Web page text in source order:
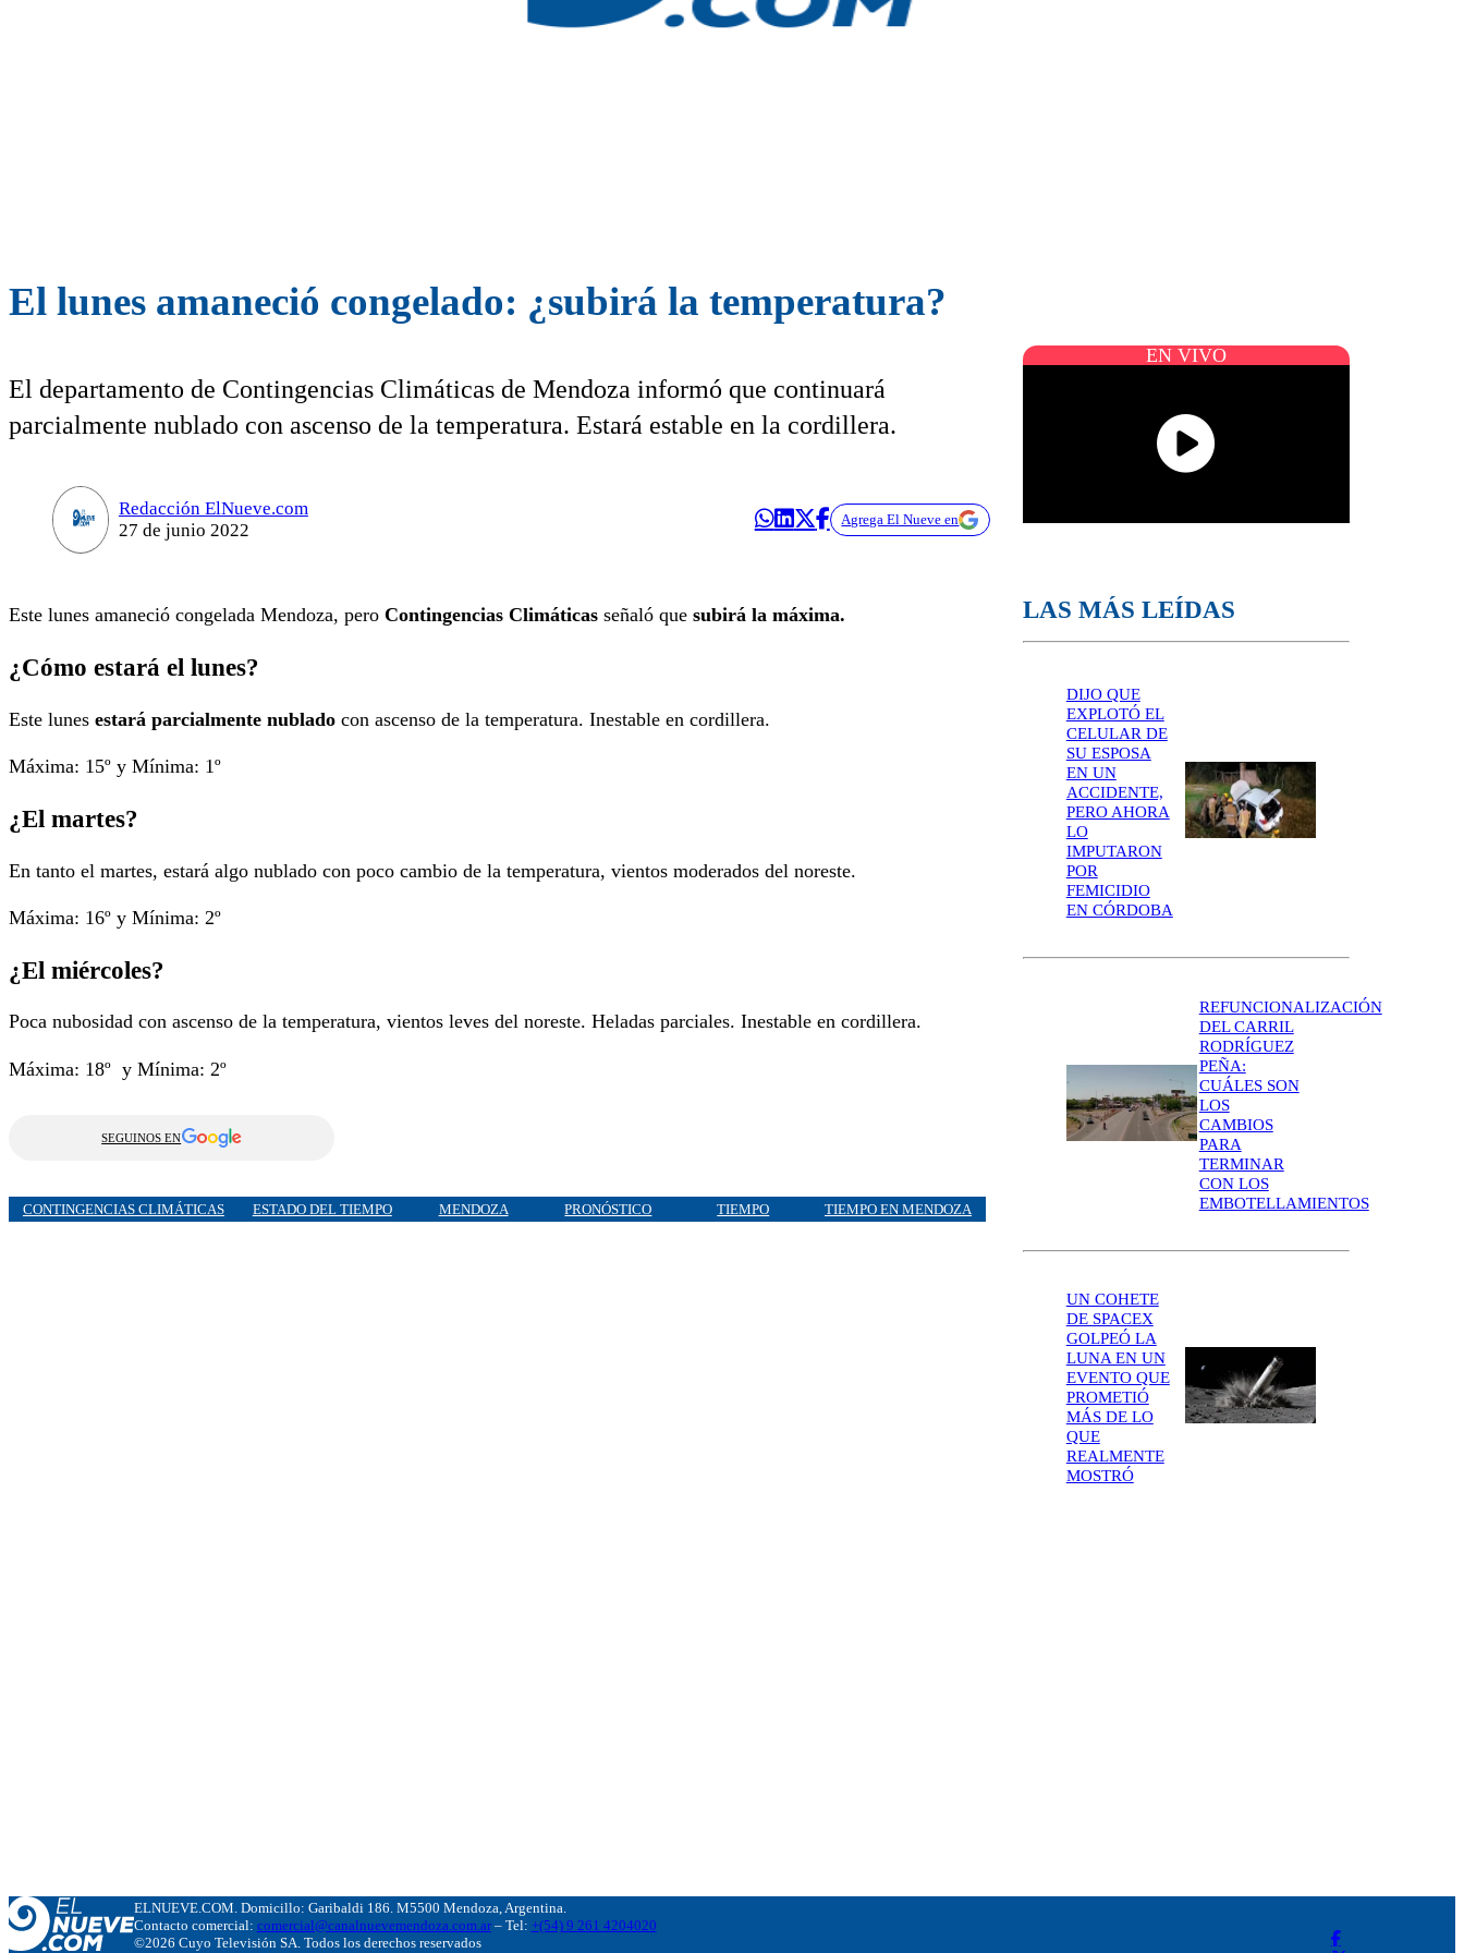
El lunes amaneció congelado: ¿subirá la temperatura?
El departamento de Contingencias Climáticas de Mendoza informó que continuará
parcialmente nublado con ascenso de la temperatura. Estará estable en la cordillera.
Redacción ElNueve.com
27 de junio 2022
Agrega El Nueve en
Este lunes amaneció congelada Mendoza, pero Contingencias Climáticas señaló que subirá la máxima.
¿Cómo estará el lunes?
Este lunes estará parcialmente nublado con ascenso de la temperatura. Inestable en cordillera.
Máxima: 15º y Mínima: 1º
¿El martes?
En tanto el martes, estará algo nublado con poco cambio de la temperatura, vientos moderados del noreste.
Máxima: 16º y Mínima: 2º
¿El miércoles?
Poca nubosidad con ascenso de la temperatura, vientos leves del noreste. Heladas parciales. Inestable en cordillera.
Máxima: 18º y Mínima: 2º
SEGUINOS EN
CONTINGENCIAS CLIMÁTICAS ESTADO DEL TIEMPO MENDOZA PRONÓSTICO TIEMPO TIEMPO EN MENDOZA
EN VIVO
LAS MÁS LEÍDAS
DIJO QUE
EXPLOTÓ EL
CELULAR DE
SU ESPOSA
EN UN
ACCIDENTE,
PERO AHORA
LO
IMPUTARON
POR
FEMICIDIO
EN CÓRDOBA
REFUNCIONALIZACIÓN
DEL CARRIL
RODRÍGUEZ
PEÑA:
CUÁLES SON
LOS
CAMBIOS
PARA
TERMINAR
CON LOS
EMBOTELLAMIENTOS
UN COHETE
DE SPACEX
GOLPEÓ LA
LUNA EN UN
EVENTO QUE
PROMETIÓ
MÁS DE LO
QUE
REALMENTE
MOSTRÓ
ELNUEVE.COM. Domicillo: Garibaldi 186. M5500 Mendoza, Argentina.
Contacto comercial: comercial@canalnuevemendoza.com.ar– Tel: +(54) 9 261 4204020
©2026 Cuyo Televisión SA. Todos los derechos reservados